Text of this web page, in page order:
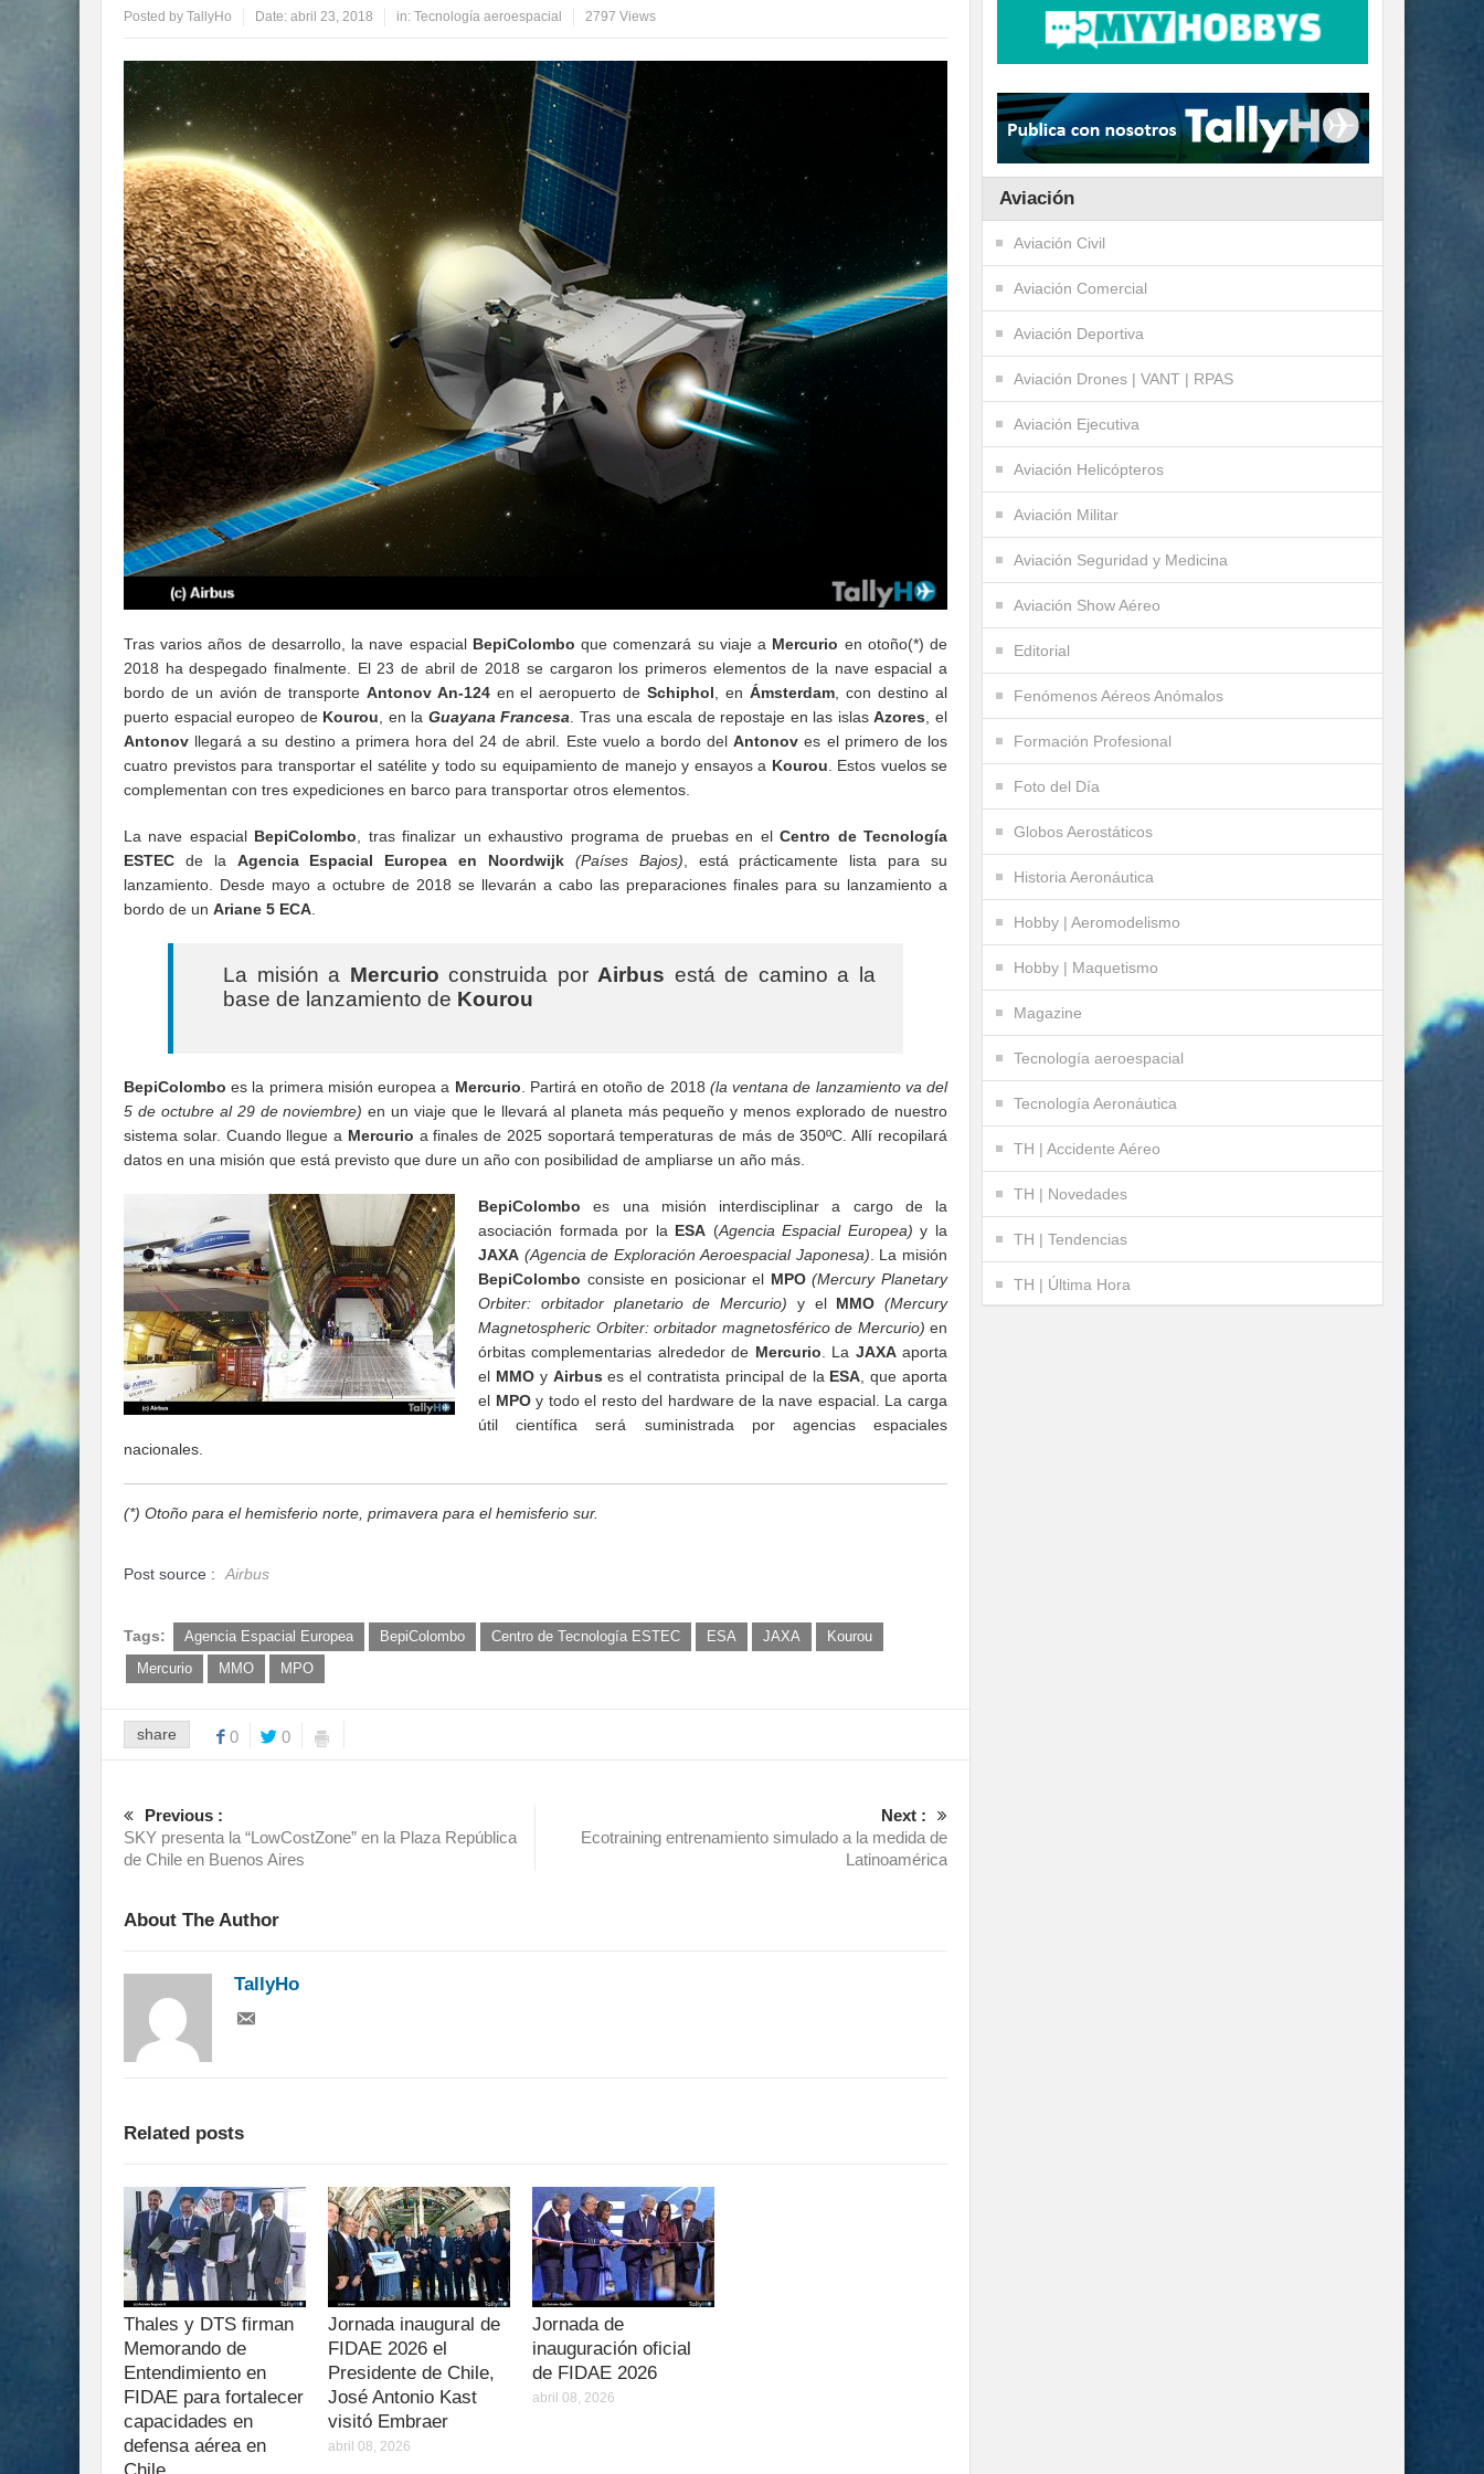
Posted by TallyHo Date: abril 23, 2018 in: Tecnología aeroespacial 2797 Views
Tras varios años de desarrollo, la nave espacial BepiColombo que comenzará su viaje a Mercurio en otoño(*) de
2018 ha despegado finalmente. El 23 de abril de 2018 se cargaron los primeros elementos de la nave espacial a
bordo de un avión de transporte Antonov An-124en el aeropuerto deSchiphol, enÁmsterdam, con destino al
puerto espacial europeo de Kourou, en la Guayana Francesa. Tras una escala de repostaje en las islasAzores, el
Antonov llegará a su destino a primera hora del 24 de abril. Este vuelo a bordo delAntonov es el primero de los
cuatro previstos para transportar el satélite y todo su equipamiento de manejo y ensayos a Kourou. Estos vuelos se
complementan con tres expediciones en barco para transportar otros elementos.
La nave espacial BepiColombo, tras finalizar un exhaustivo programa de pruebas en elCentro de Tecnología
ESTEC de la Agencia Espacial Europea en Noordwijk (Países Bajos), está prácticamente lista para su
lanzamiento. Desde mayo a octubre de 2018 se llevarán a cabo las preparaciones finales para su lanzamiento a
bordo de un Ariane 5 ECA.
La misión a Mercurio construida porAirbus está de camino a la
base de lanzamiento de Kourou
BepiColombo es la primera misión europea a Mercurio. Partirá en otoño de 2018 (la ventana de lanzamiento va del
5 de octubre al 29 de noviembre) en un viaje que le llevará al planeta más pequeño y menos explorado de nuestro
sistema solar. Cuando llegue a Mercurio a finales de 2025 soportará temperaturas de más de 350ºC. Allí recopilará
datos en una misión que está previsto que dure un año con posibilidad de ampliarse un año más.
BepiColombo es una misión interdisciplinar a cargo de la
asociación formada por la ESA (Agencia Espacial Europea) y la
JAXA (Agencia de Exploración Aeroespacial Japonesa). La misión
BepiColombo consiste en posicionar el MPO (Mercury Planetary
Orbiter: orbitador planetario de Mercurio) y el MMO (Mercury
Magnetospheric Orbiter: orbitador magnetosférico de Mercurio) en
órbitas complementarias alrededor de Mercurio. La JAXAaporta
el MMOy Airbus es el contratista principal de la ESA, que aporta
el MPOy todo el resto del hardware de la nave espacial. La carga
útil científica será suministrada por agencias espaciales
nacionales.
(*) Otoño para el hemisferio norte, primavera para el hemisferio sur.
Post source : Airbus
Tags: Agencia Espacial Europea BepiColombo Centro de Tecnología ESTEC ESA JAXA
Kourou
Mercurio
MMO MPO
share 0 0
Previous :
SKY presenta la “LowCostZone” en la Plaza República
de Chile en Buenos Aires
Next :
Ecotraining entrenamiento simulado a la medida de
Latinoamérica
About The Author
TallyHo
Related posts
Thales y DTS firman
Memorando de
Entendimiento en
FIDAE para fortalecer
capacidades en
defensa aérea en
Jornada inaugural de
FIDAE 2026 el
Presidente de Chile,
José Antonio Kast
visitó Embraer
abril 08, 2026
Jornada de
inauguración oficial
de FIDAE 2026
abril 08, 2026
Aviación
Aviación Civil
Aviación Comercial
Aviación Deportiva
Aviación Drones | VANT | RPAS
Aviación Ejecutiva
Aviación Helicópteros
Aviación Militar
Aviación Seguridad y Medicina
Aviación Show Aéreo
Editorial
Fenómenos Aéreos Anómalos
Formación Profesional
Foto del Día
Globos Aerostáticos
Historia Aeronáutica
Hobby | Aeromodelismo
Hobby | Maquetismo
Magazine
Tecnología aeroespacial
Tecnología Aeronáutica
TH | Accidente Aéreo
TH | Novedades
TH | Tendencias
TH | Última Hora